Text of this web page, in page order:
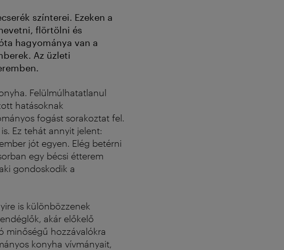
színterei. Ezeken a
flörtölni és
hagyománya van a
Az üzleti
Felülmúlhatatlanul
hatásoknak
fogást sorakoztat fel.
Ez tehát annyit jelent:
jót egyen. Elég betérni
egy bécsi étterem
gondoskodik a
is különbözzenek
akár előkelő
minőségű hozzávalókra
konyha vívmányait,